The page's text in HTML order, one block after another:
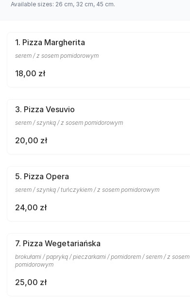
Available sizes: 26 cm, 32 cm, 45 cm.
1. Pizza Margherita
serem / z sosem pomidorowym
18,00 zł
3. Pizza Vesuvio
serem / szynką / z sosem pomidorowym
20,00 zł
5. Pizza Opera
serem / szynką / tuńczykiem / z sosem pomidorowym
24,00 zł
7. Pizza Wegetariańska
brokułami / papryką / pieczarkami / pomidorem / serem / z sosem
pomidorowym
25,00 zł